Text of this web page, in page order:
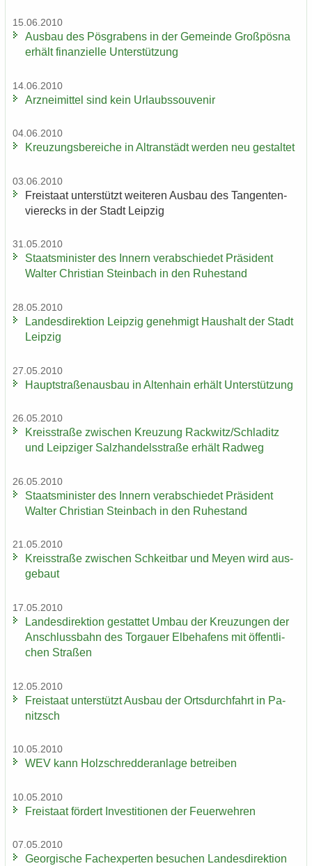
15.06.2010
Aus­bau des Pös­gra­bens in der Ge­mein­de Groß­pös­na
er­hält fi­nan­zi­el­le Un­ter­stüt­zung
14.06.2010
Arz­nei­mit­tel sind kein Ur­laubs­sou­ve­nir
04.06.2010
Kreu­zungs­be­rei­che in Altran­städt wer­den neu ge­stal­tet
03.06.2010
Frei­staat un­ter­stützt wei­te­ren Aus­bau des Tan­gen­ten­
vier­ecks in der Stadt Leip­zig
31.05.2010
Staats­mi­nis­ter des In­nern ver­ab­schie­det Prä­si­dent
Wal­ter Chris­ti­an Stein­bach in den Ru­he­stand
28.05.2010
Lan­des­di­rek­ti­on Leip­zig ge­neh­migt Haus­halt der Stadt
Leip­zig
27.05.2010
Haupt­stra­ßen­aus­bau in Al­ten­hain er­hält Un­ter­stüt­zung
26.05.2010
Kreis­stra­ße zwi­schen Kreu­zung Rack­witz/Schla­ditz
und Leip­zi­ger Salz­han­dels­stra­ße er­hält Rad­weg
26.05.2010
Staats­mi­nis­ter des In­nern ver­ab­schie­det Prä­si­dent
Wal­ter Chris­ti­an Stein­bach in den Ru­he­stand
21.05.2010
Kreis­stra­ße zwi­schen Schkeit­bar und Meyen wird aus­
ge­baut
17.05.2010
Lan­des­di­rek­ti­on ge­stat­tet Umbau der Kreu­zun­gen der
An­schluss­bahn des Tor­gau­er El­be­ha­fens mit öf­fent­li­
chen Stra­ßen
12.05.2010
Frei­staat un­ter­stützt Aus­bau der Orts­durch­fahrt in Pa­
nitzsch
10.05.2010
WEV kann Holz­schred­de­r­an­la­ge be­trei­ben
10.05.2010
Frei­staat för­dert In­ves­ti­tio­nen der Feu­er­weh­ren
07.05.2010
Ge­or­gi­sche Fach­ex­per­ten be­su­chen Lan­des­di­rek­ti­on